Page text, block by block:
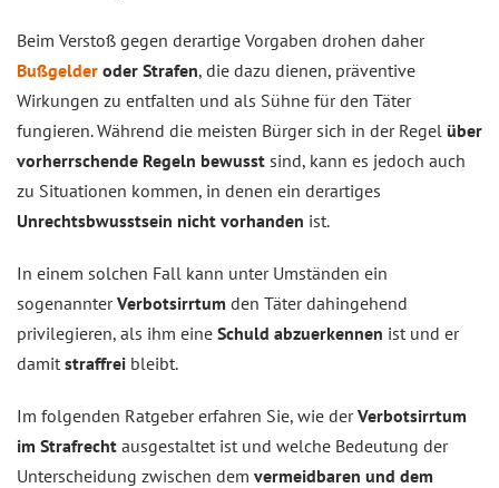
Beim Verstoß gegen derartige Vorgaben drohen daher
Bußgelder oder Strafen, die dazu dienen, präventive
Wirkungen zu entfalten und als Sühne für den Täter
fungieren. Während die meisten Bürger sich in der Regel über
vorherrschende Regeln bewusst sind, kann es jedoch auch
zu Situationen kommen, in denen ein derartiges
Unrechtsbwusstsein nicht vorhanden ist.
In einem solchen Fall kann unter Umständen ein
sogenannterVerbotsirrtum den Täter dahingehend
privilegieren, als ihm eine Schuld abzuerkennen ist und er
damit straffrei bleibt.
Im folgenden Ratgeber erfahren Sie, wie derVerbotsirrtum
im Strafrecht ausgestaltet ist und welche Bedeutung der
Unterscheidung zwischen dem vermeidbaren und dem